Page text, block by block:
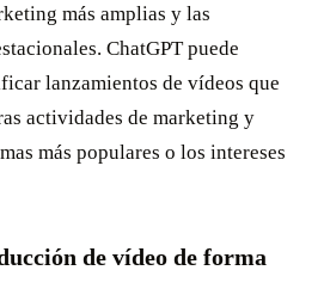
más amplias y las
ChatGPT puede
lanzamientos de vídeos que
actividades de marketing y
más populares o los intereses
de vídeo de forma